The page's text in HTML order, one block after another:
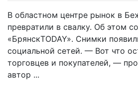
В областном центре рынок в
превратили в свалку. Об этом
«БрянскTODAY». Снимки
социальной сетей. — Вот что
торговцев и покупателей, —
автор ...